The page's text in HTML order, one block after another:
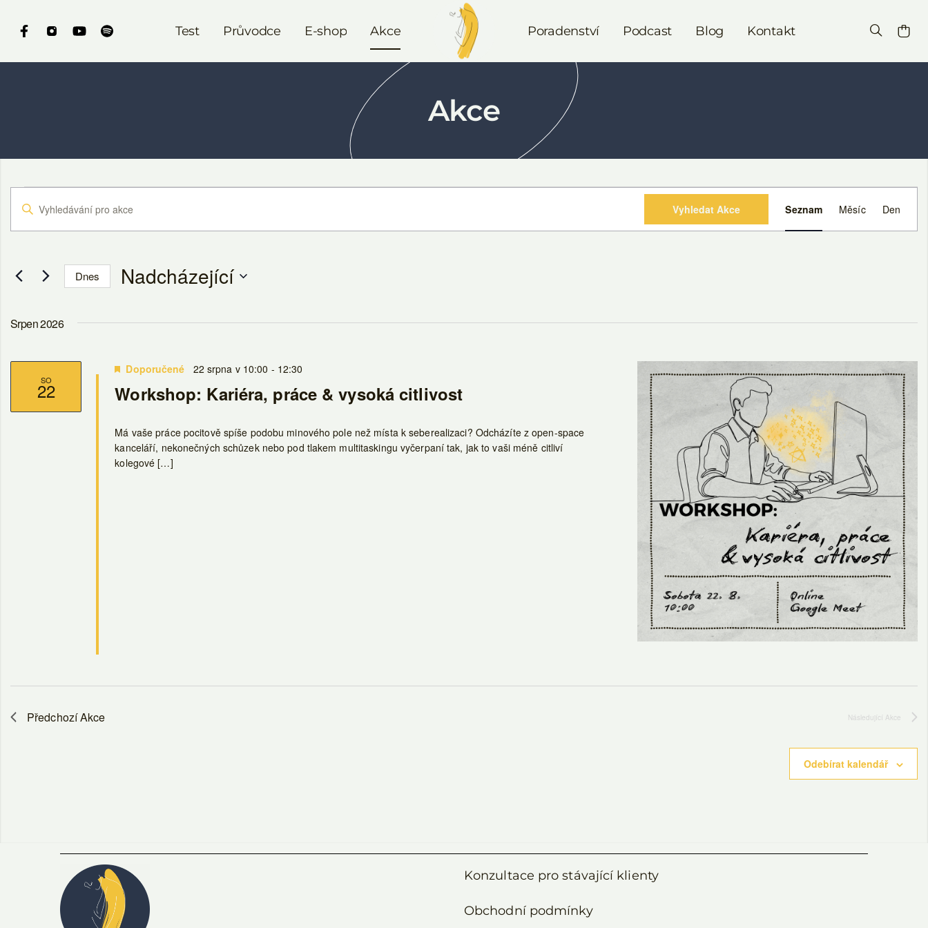
Test Průvodce E-shop Akce Poradenství Podcast Blog Kontakt
Akce
Navigace
pro
a
Akce
Enter
Akce
Keyword.
Vyhledat Akce
pro
Seznam Měsíc Den
Dnes Nadcházející
Srpen 2026
SO
22 Workshop: Kariéra, práce & vysoká citlivost
Doporučené 22 srpna v 10:00 - 12:30
Má vaše práce pocitově spíše podobu minového pole než místa k seberealizaci? Odcházíte z open-space
kanceláří, nekonečných schůzek nebo pod tlakem multitaskingu vyčerpaní tak, jak to vaši méně citliví
kolegové […]
PředchozíAkce Následující Akce
Odebírat kalendář
Konzultace pro stávající klienty
Obchodní podmínky